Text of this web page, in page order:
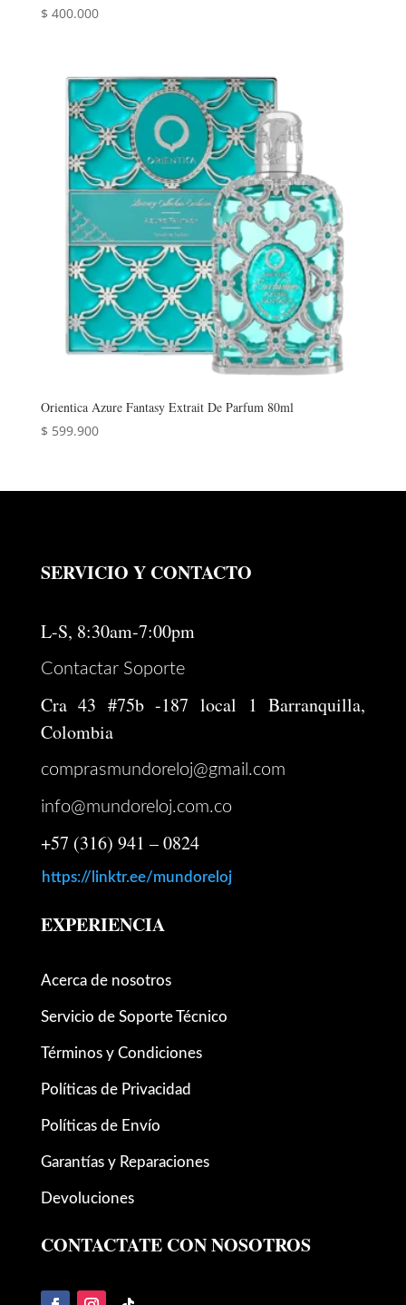
$ 400.000
Orientica Azure Fantasy Extrait De Parfum 80ml
$ 599.900
SERVICIO Y CONTACTO
L-S, 8:30am-7:00pm
Contactar Soporte
Cra 43 #75b -187 local 1 Barranquilla,
Colombia
comprasmundoreloj@gmail.com
info@mundoreloj.com.co
+57 (316) 941 – 0824
https://linktr.ee/mundoreloj
EXPERIENCIA
Acerca de nosotros
Servicio de Soporte Técnico
Términos y Condiciones
Políticas de Privacidad
Políticas de Envío
Garantías y Reparaciones
Devoluciones
CONTACTATE CON NOSOTROS